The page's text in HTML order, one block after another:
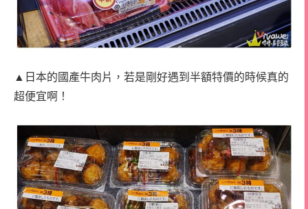
▲日本的國產牛肉片，若是剛好遇到半額特價的時候真的
超便宜啊！